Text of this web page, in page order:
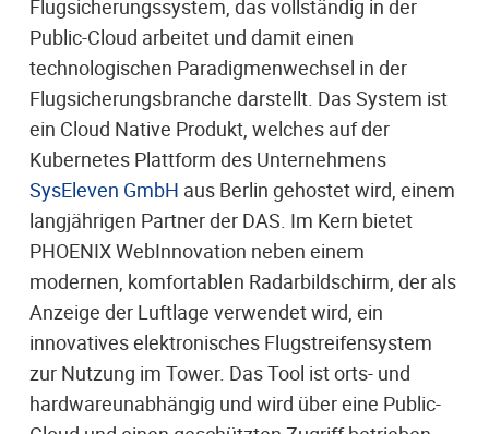
Flugsicherungssystem, das vollständig in der
Public-Cloud arbeitet und damit einen
technologischen Paradigmenwechsel in der
Flugsicherungsbranche darstellt. Das System ist
ein Cloud Native Produkt, welches auf der
Kubernetes Plattform des Unternehmens
SysEleven GmbH aus Berlin gehostet wird, einem
langjährigen Partner der DAS. Im Kern bietet
PHOENIX WebInnovation neben einem
modernen, komfortablen Radarbildschirm, der als
Anzeige der Luftlage verwendet wird, ein
innovatives elektronisches Flugstreifensystem
zur Nutzung im Tower. Das Tool ist orts- und
hardwareunabhängig und wird über eine Public-